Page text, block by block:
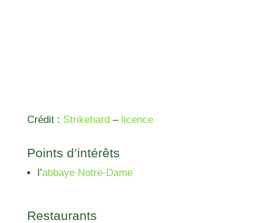
Crédit : Strikehard– licence
Points d’intérêts
l’abbaye Notre-Dame
Restaurants